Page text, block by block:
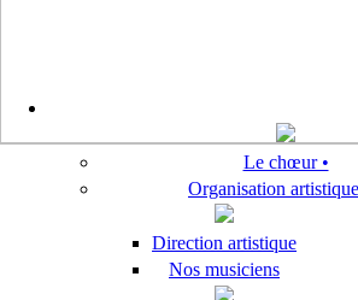
Le chœur •
Organisation
Direction artistique
Nos musiciens